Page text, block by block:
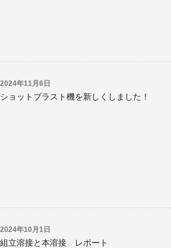
2024年11月6日
ショットブラスト機を新しくしました！
2024年10月1日
組立溶接と本溶接 レポート